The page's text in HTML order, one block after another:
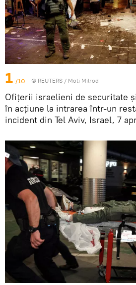
1 /10 © REUTERS / Moti Milrod
Ofițerii israelieni de securitate
în acțiune la intrarea într-un
incident din Tel Aviv, Israel, 7